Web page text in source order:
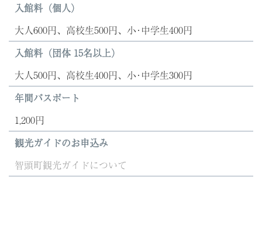
入館料（個人）
大人600円、高校生500円、小･中学生400円
入館料（団体 15名以上）
大人500円、高校生400円、小･中学生300円
年間パスポート
1,200円
観光ガイドのお申込み
智頭町観光ガイドについて